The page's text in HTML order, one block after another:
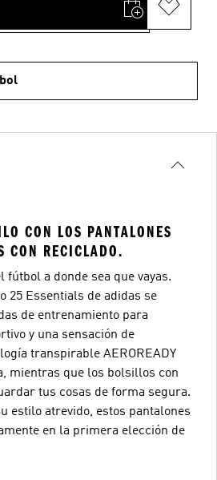
CON LOS PANTALONES
CON RECICLADO.
fútbol a donde sea que vayas.
25 Essentials de adidas se
de entrenamiento para
y una sensación de
transpirable AEROREADY
mientras que los bolsillos con
tus cosas de forma segura.
estilo atrevido, estos pantalones
en la primera elección de